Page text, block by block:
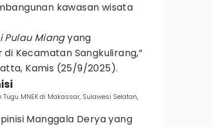
kawasan wisata
Pulau Miangyang
Kecamatan Sangkulirang,”
Kamis (25/9/2025).
MNEK di Makassar, Sulawesi Selatan,
Manggala Derya yang